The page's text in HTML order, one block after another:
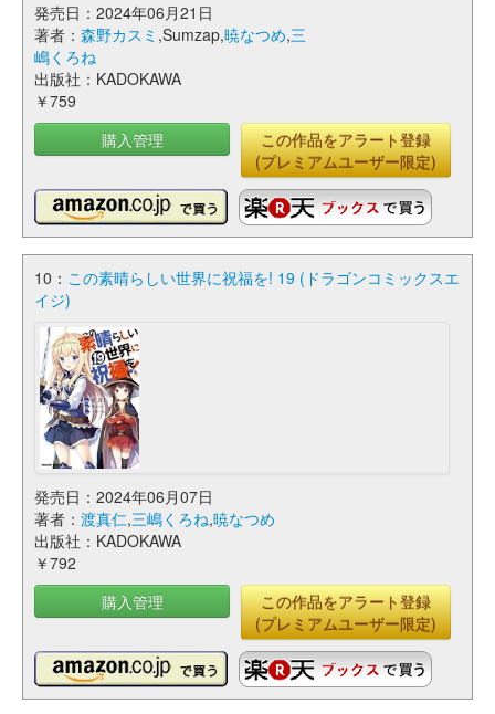
発売日：2024年06月21日
著者： 森野カスミ ,Sumzap,暁なつめ,三
嶋くろね
出版社：KADOKAWA
￥759
購入管理
この作品をアラート登録
(プレミアムユーザー限定)
10： この素晴らしい世界に祝福を! 19 (ドラゴンコミックスエ
イジ)
発売日：2024年06月07日
著者： 渡真仁,三嶋くろね,暁なつめ
出版社：KADOKAWA
￥792
購入管理
この作品をアラート登録
(プレミアムユーザー限定)